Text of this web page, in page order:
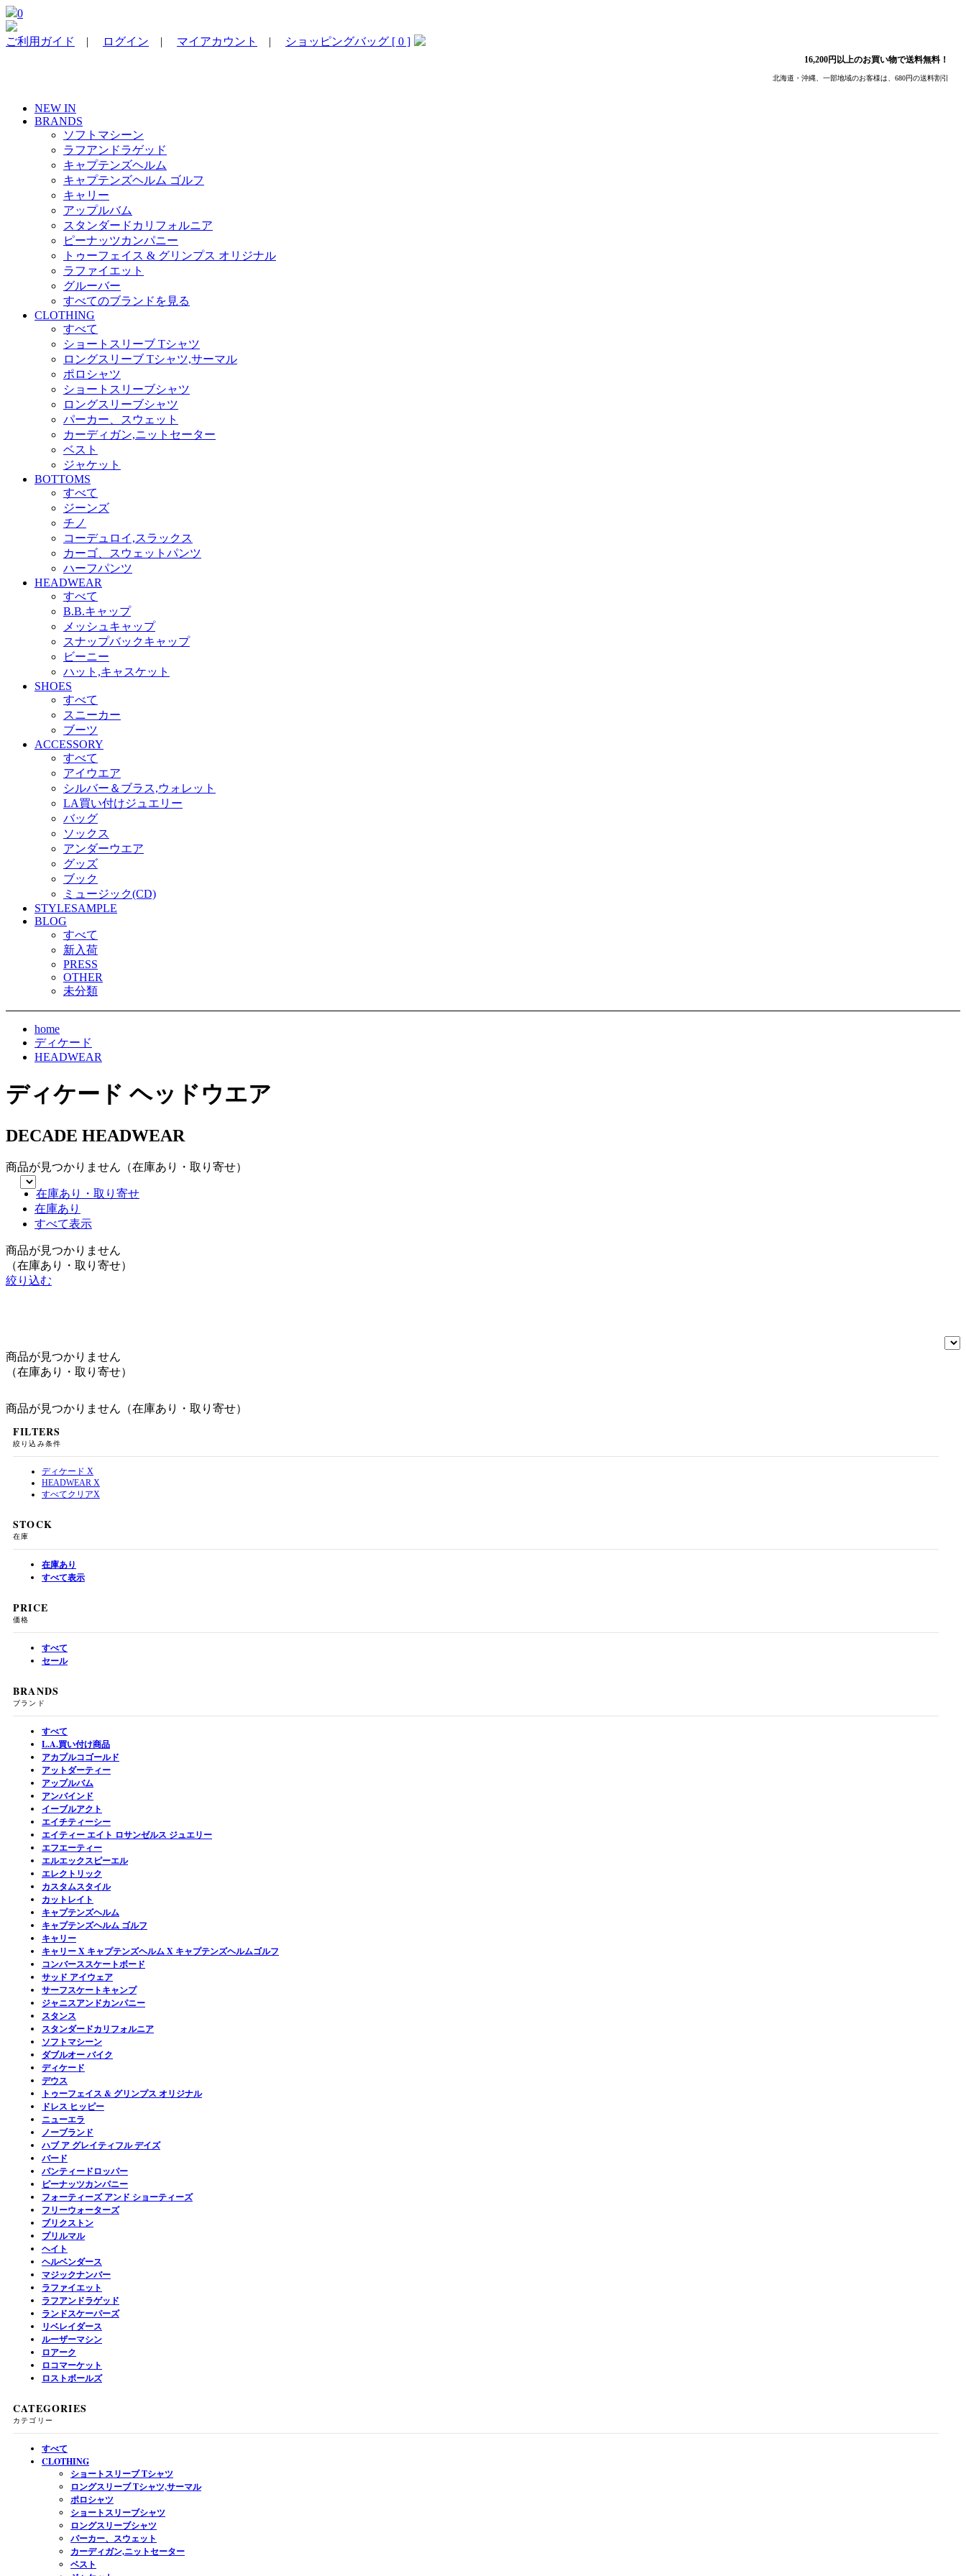
0
ご利用ガイド | ログイン | マイアカウント | ショッピングバッグ [ 0 ]
16,200円以上のお買い物で送料無料！
北海道・沖縄、一部地域のお客様は、680円の送料割引
NEW IN
BRANDS
ソフトマシーン
ラフアンドラゲッド
キャプテンズヘルム
キャプテンズヘルム ゴルフ
キャリー
アップルバム
スタンダードカリフォルニア
ピーナッツカンパニー
トゥーフェイス & グリンプス オリジナル
ラファイエット
グルーバー
すべてのブランドを見る
CLOTHING
すべて
ショートスリーブ Tシャツ
ロングスリーブ Tシャツ,サーマル
ポロシャツ
ショートスリーブシャツ
ロングスリーブシャツ
パーカー、スウェット
カーディガン,ニットセーター
ベスト
ジャケット
BOTTOMS
すべて
ジーンズ
チノ
コーデュロイ,スラックス
カーゴ、スウェットパンツ
ハーフパンツ
HEADWEAR
すべて
B.B.キャップ
メッシュキャップ
スナップバックキャップ
ビーニー
ハット,キャスケット
SHOES
すべて
スニーカー
ブーツ
ACCESSORY
すべて
アイウエア
シルバー＆ブラス,ウォレット
LA買い付けジュエリー
バッグ
ソックス
アンダーウエア
グッズ
ブック
ミュージック(CD)
STYLESAMPLE
BLOG
すべて
新入荷
PRESS
OTHER
未分類
home
ディケード
HEADWEAR
ディケード ヘッドウエア
DECADE HEADWEAR
商品が見つかりません（在庫あり・取り寄せ）
在庫あり・取り寄せ
在庫あり
すべて表示
商品が見つかりません
（在庫あり・取り寄せ）
絞り込む
商品が見つかりません
（在庫あり・取り寄せ）
商品が見つかりません（在庫あり・取り寄せ）
FILTERS
絞り込み条件
ディケード X
HEADWEAR X
すべてクリアX
STOCK
在庫
在庫あり
すべて表示
PRICE
価格
すべて
セール
BRANDS
ブランド
すべて
L.A.買い付け商品
アカプルコゴールド
アットダーティー
アップルバム
アンバインド
イーブルアクト
エイチティーシー
エイティー エイト ロサンゼルス ジュエリー
エフエーティー
エルエックスピーエル
エレクトリック
カスタムスタイル
カットレイト
キャプテンズヘルム
キャプテンズヘルム ゴルフ
キャリー
キャリー X キャプテンズヘルム X キャプテンズヘルムゴルフ
コンバーススケートボード
サッド アイウェア
サーフスケートキャンプ
ジャニスアンドカンパニー
スタンス
スタンダードカリフォルニア
ソフトマシーン
ダブルオー バイク
ディケード
デウス
トゥーフェイス & グリンプス オリジナル
ドレス ヒッピー
ニューエラ
ノーブランド
ハブ ア グレイティフル デイズ
バード
パンティードロッパー
ピーナッツカンパニー
フォーティーズ アンド ショーティーズ
フリーウォーターズ
ブリクストン
プリルマル
ヘイト
ヘルベンダース
マジックナンバー
ラファイエット
ラフアンドラゲッド
ランドスケーパーズ
リベレイダース
ルーザーマシン
ロアーク
ロコマーケット
ロストボールズ
CATEGORIES
カテゴリー
すべて
CLOTHING
ショートスリーブ Tシャツ
ロングスリーブ Tシャツ,サーマル
ポロシャツ
ショートスリーブシャツ
ロングスリーブシャツ
パーカー、スウェット
カーディガン,ニットセーター
ベスト